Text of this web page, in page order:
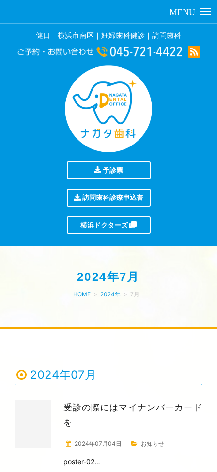
健口｜横浜市南区｜妊婦歯科健診｜訪問歯科
予診票
訪問歯科診療申込書
横浜ドクターズ
2024年7月
HOME > 2024年 > 7月
2024年07月
受診の際にはマイナンバーカード
を
2024年07月04日 お知らせ
poster-02…